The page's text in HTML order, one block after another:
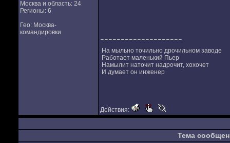
Москва и область: 24
Регионы: 6
Гео: Москва-
командировки
--------------------
На мыльно точильно дрочильном заводе
Работает маленький Пьер
Намылит наточит надрочит, хохочет
И думает он инженер
Действия:
Тема